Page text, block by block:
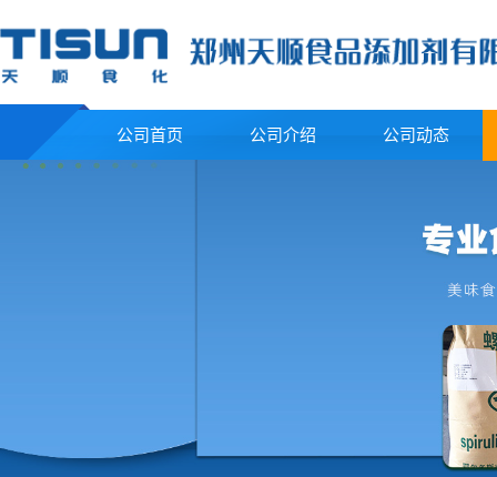
公司首页 公司介绍 公司动态